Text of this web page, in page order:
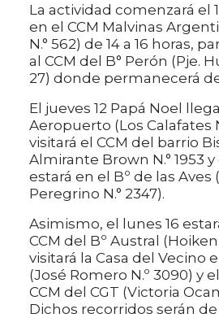
La actividad comenzará el
en el CCM Malvinas
N.° 562) de 14 a 16 horas,
al CCM del B° Perón (Pje.
27) donde permanecerá de
El jueves 12 Papá Noel
Aeropuerto (Los Calafates
visitará el CCM del barrio
Almirante Brown N.° 1953 y
estará en el Bº de las Aves
Peregrino N.° 2347).
Asimismo, el lunes 16
CCM del Bº Austral (Hoiken
visitará la Casa del Vecino
(José Romero N.º 3090) y
CCM del CGT (Victoria
Dichos recorridos serán de